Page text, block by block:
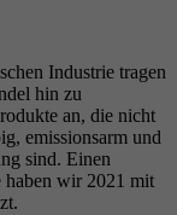
Industrie tragen
hin zu
an, die nicht
emissionsarm und
sind. Einen
haben wir 2021 mit